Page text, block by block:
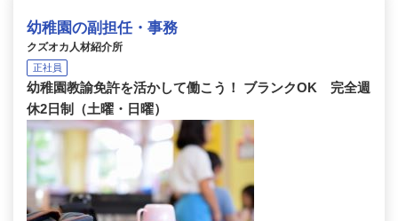
幼稚園の副担任・事務
クズオカ人材紹介所
正社員
幼稚園教諭免許を活かして働こう！ ブランクOK 完全週
休2日制（土曜・日曜）